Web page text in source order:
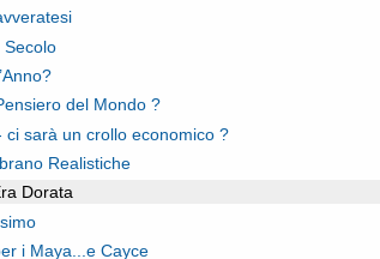
Secolo
del Mondo ?
sarà un crollo economico ?
Realistiche
Dorata
i Maya...e Cayce